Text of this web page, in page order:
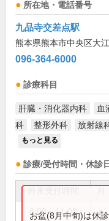
所在地・電話番号
九品寺交差点駅
熊本県熊本市中央区大
096-364-6000
診療科目
肝臓・消化器内科 血
科
整形外科 放射線
もっと見る
診療/受付時間・休診日
8:00～11:00 ●
お盆(8月中旬)は休